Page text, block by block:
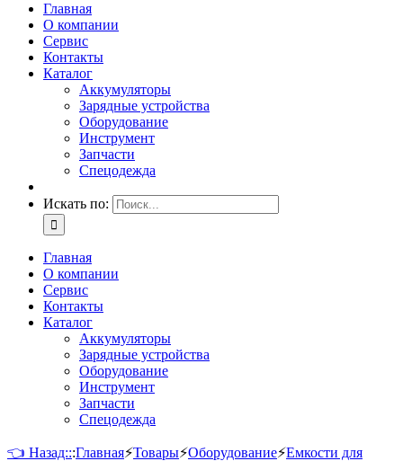
Главная
О компании
Сервис
Контакты
Каталог
Аккумуляторы
Зарядные устройства
Оборудование
Инструмент
Запчасти
Спецодежда
Искать по:
Главная
О компании
Сервис
Контакты
Каталог
Аккумуляторы
Зарядные устройства
Оборудование
Инструмент
Запчасти
Спецодежда
👈 Назад:::Главная⚡Товары⚡Оборудование⚡Емкости для